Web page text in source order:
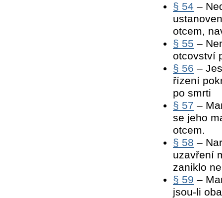
§ 54 –
otcem,
§ 55 –
otcovství
§ 56 –
řízení
po smrti
§ 57 –
se jeho
otcem.
§ 58 –
uzavření
zaniklo
§ 59 –
jsou-li